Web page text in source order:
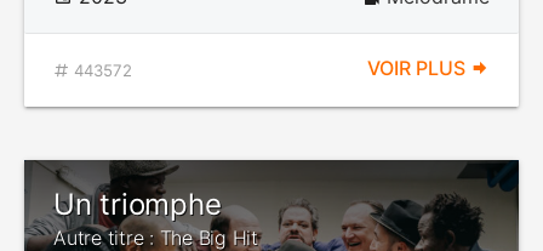
443572 VOIR PLUS
Un triomphe
Autre titre : The Big Hit